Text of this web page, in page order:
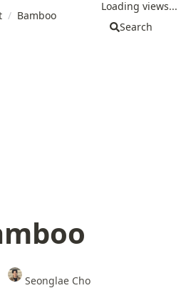
/ Bamboo
Loading views...
Search
Seonglae Cho